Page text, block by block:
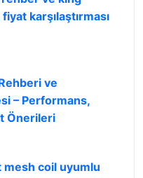
karşılaştırması
ve
– Performans,
Önerileri
mesh coil uyumlu